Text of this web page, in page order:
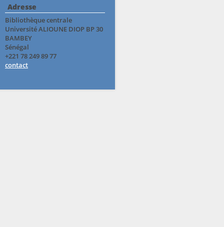
Adresse
Bibliothèque centrale
Université ALIOUNE DIOP BP 30
BAMBEY
Sénégal
+221 78 249 89 77
contact